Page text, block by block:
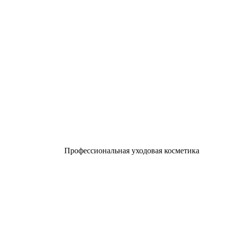
Профессиональная уходовая косметика